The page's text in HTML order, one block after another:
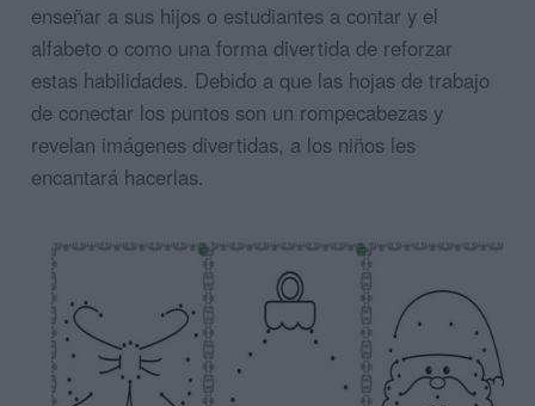
enseñar a sus hijos o estudiantes a contar y el
alfabeto o como una forma divertida de reforzar
estas habilidades. Debido a que las hojas de trabajo
de conectar los puntos son un rompecabezas y
revelan imágenes divertidas, a los niños les
encantará hacerlas.